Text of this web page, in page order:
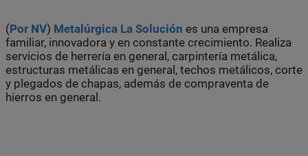
(Por NV) Metalúrgica La Solución es una empresa
familiar, innovadora y en constante crecimiento. Realiza
servicios de herrería en general, carpintería metálica,
estructuras metálicas en general, techos metálicos, corte
y plegados de chapas, además de compraventa de
hierros en general.